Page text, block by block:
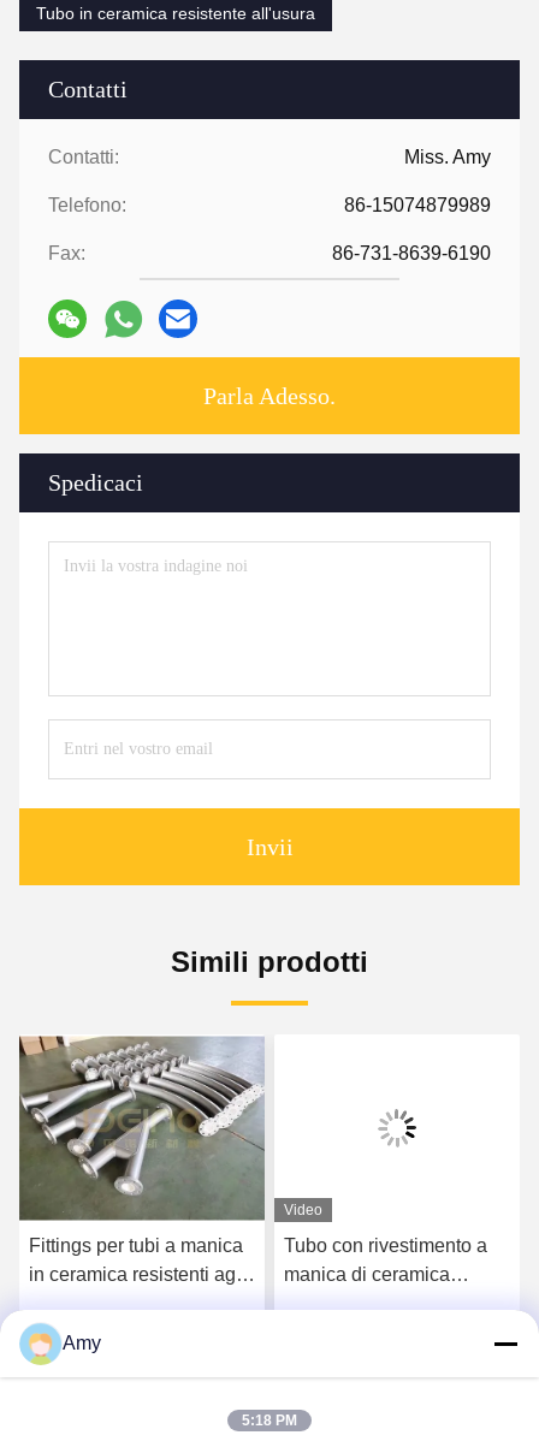
Contatti
Contatti: Miss. Amy
Telefono: 86-15074879989
Fax: 86-731-8639-6190
Parla Adesso.
Spedicaci
Invii
Tubo in ceramica resistente all'usura
Simili prodotti
Fittings per tubi a manica
in ceramica resistenti agli
Video
Tubo con rivestimento a
manica di ceramica
Amy
5:18 PM